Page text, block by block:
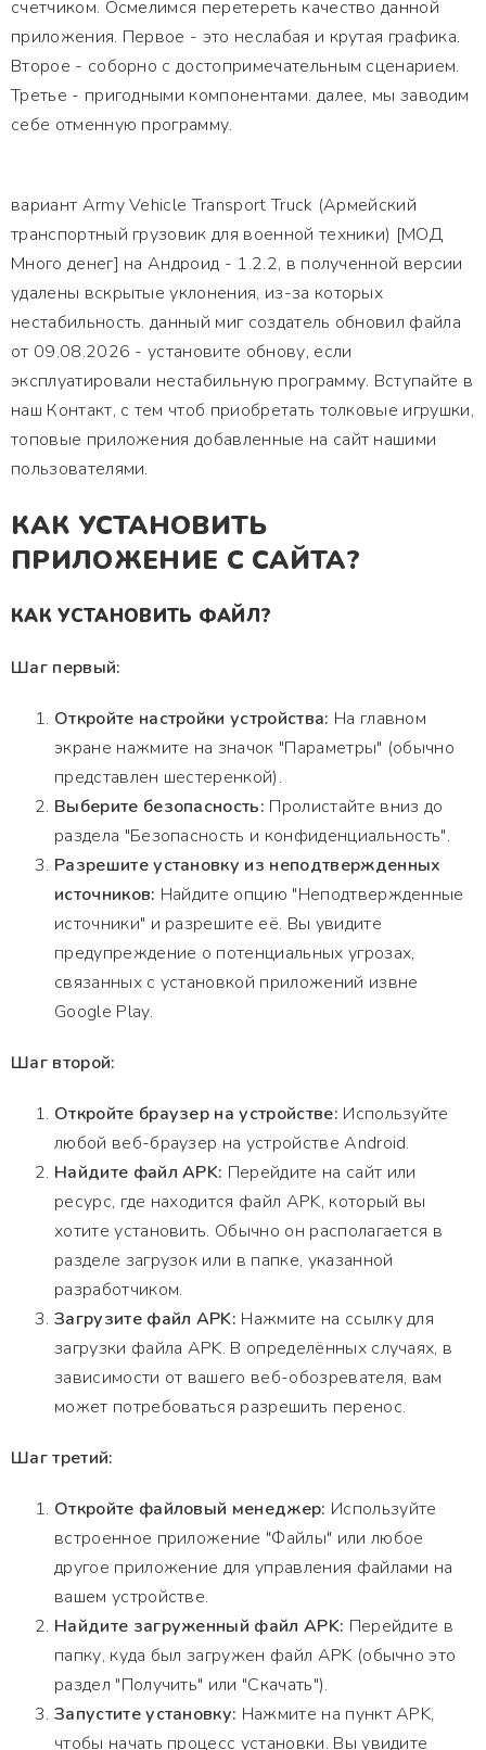
счетчиком. Осмелимся перетереть качество данной
приложения. Первое - это неслабая и крутая графика.
Второе - соборно с достопримечательным сценарием.
Третье - пригодными компонентами. далее, мы заводим
себе отменную программу.
вариант Army Vehicle Transport Truck (Армейский
транспортный грузовик для военной техники) [МОД
Много денег] на Андроид - 1.2.2, в полученной версии
удалены вскрытые уклонения, из-за которых
нестабильность. данный миг создатель обновил файла
от 09.08.2026 - установите обнову, если
эксплуатировали нестабильную программу. Вступайте в
наш Контакт, с тем чтоб приобретать толковые игрушки,
топовые приложения добавленные на сайт нашими
пользователями.
КАК УСТАНОВИТЬ
ПРИЛОЖЕНИЕ С САЙТА?
КАК УСТАНОВИТЬ ФАЙЛ?
Шаг первый:
Откройте настройки устройства: На главном
экране нажмите на значок "Параметры" (обычно
представлен шестеренкой).
Выберите безопасность: Пролистайте вниз до
раздела "Безопасность и конфиденциальность".
Разрешите установку из неподтвержденных
источников: Найдите опцию "Неподтвержденные
источники" и разрешите её. Вы увидите
предупреждение о потенциальных угрозах,
связанных с установкой приложений извне
Google Play.
Шаг второй:
Откройте браузер на устройстве: Используйте
любой веб-браузер на устройстве Android.
Найдите файл APK: Перейдите на сайт или
ресурс, где находится файл APK, который вы
хотите установить. Обычно он располагается в
разделе загрузок или в папке, указанной
разработчиком.
Загрузите файл APK: Нажмите на ссылку для
загрузки файла APK. В определённых случаях, в
зависимости от вашего веб-обозревателя, вам
может потребоваться разрешить перенос.
Шаг третий:
Откройте файловый менеджер: Используйте
встроенное приложение "Файлы" или любое
другое приложение для управления файлами на
вашем устройстве.
Найдите загруженный файл APK: Перейдите в
папку, куда был загружен файл APK (обычно это
раздел "Получить" или "Скачать").
Запустите установку: Нажмите на пункт APK,
чтобы начать процесс установки. Вы увидите